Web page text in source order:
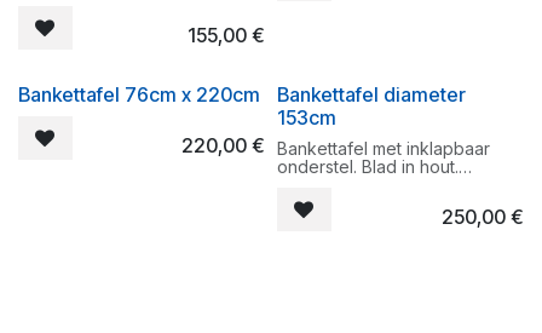
122cm x 76cm
155,00€
Bankettafel 76cm x 220cm
220,00€
Bankettafel diameter
153cm
Bankettafel met inklapbaar
onderstel. Blad in hout.
153cm.
250,00€